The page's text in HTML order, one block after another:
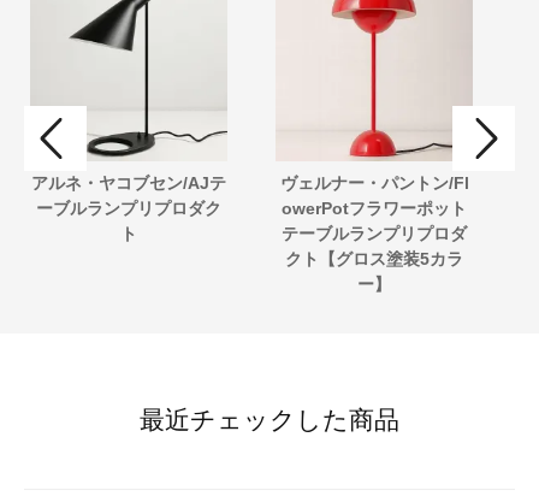
アルネ・ヤコブセン/AJテ
ーブルランプリプロダク
ト
ヴェルナー・パントン/Fl
owerPotフラワーポット
テーブルランプリプロダ
クト【グロス塗装5カラ
ー】
最近チェックした商品